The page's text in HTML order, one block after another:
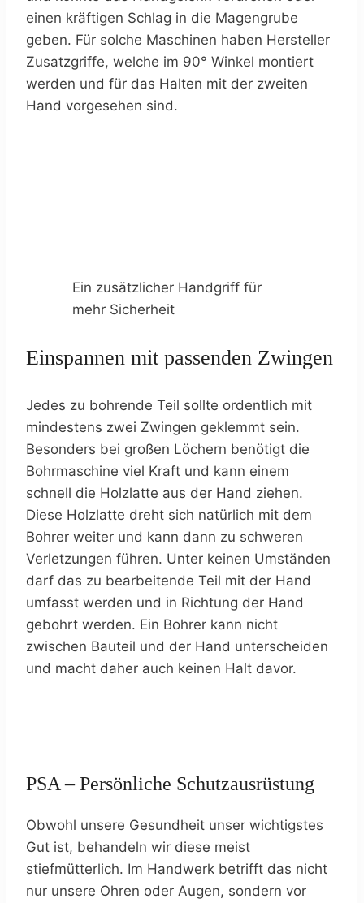
einen kräftigen Schlag in die Magengrube
geben. Für solche Maschinen haben Hersteller
Zusatzgriffe, welche im 90° Winkel montiert
werden und für das Halten mit der zweiten
Hand vorgesehen sind.
Ein zusätzlicher Handgriff für
mehr Sicherheit
Einspannen mit passenden Zwingen
Jedes zu bohrende Teil sollte ordentlich mit
mindestens zwei Zwingen geklemmt sein.
Besonders bei großen Löchern benötigt die
Bohrmaschine viel Kraft und kann einem
schnell die Holzlatte aus der Hand ziehen.
Diese Holzlatte dreht sich natürlich mit dem
Bohrer weiter und kann dann zu schweren
Verletzungen führen. Unter keinen Umständen
darf das zu bearbeitende Teil mit der Hand
umfasst werden und in Richtung der Hand
gebohrt werden. Ein Bohrer kann nicht
zwischen Bauteil und der Hand unterscheiden
und macht daher auch keinen Halt davor.
PSA – Persönliche Schutzausrüstung
Obwohl unsere Gesundheit unser wichtigstes
Gut ist, behandeln wir diese meist
stiefmütterlich. Im Handwerk betrifft das nicht
nur unsere Ohren oder Augen, sondern vor